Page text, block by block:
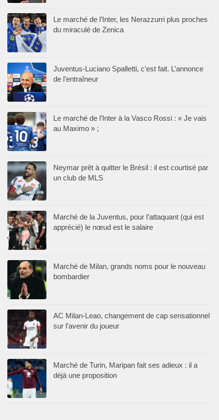
Le marché de l’Inter, les Nerazzurri plus proches
du miraculé de Zenica
Juventus-Luciano Spalletti, c’est fait. L’annonce
de l’entraîneur
Le marché de l’Inter à la Vasco Rossi : « Je vais
au Maximo » ;
Neymar prêt à quitter le Brésil : il est courtisé par
un club de MLS
Marché de la Juventus, pour l’attaquant (qui est
apprécié) le nœud est le salaire
Marché de Milan, grands noms pour le nouveau
bombardier
AC Milan-Leao, changement de cap sensationnel
sur l’avenir du joueur
Marché de Turin, Maripan fait ses adieux : il a
déjà une proposition